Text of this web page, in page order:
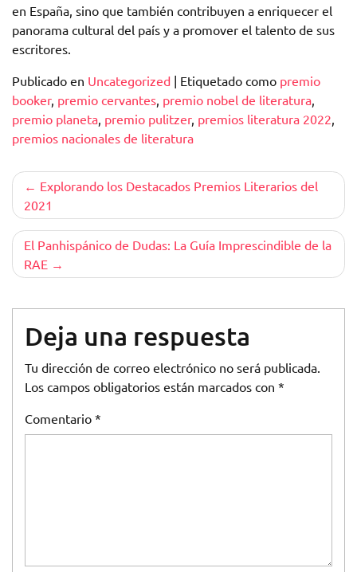
en España, sino que también contribuyen a enriquecer el
panorama cultural del país y a promover el talento de sus
escritores.
Publicado en Uncategorized | Etiquetado como premio
booker, premio cervantes premio nobel de literatura
premio planeta premio pulitzer, premios literatura 2022
premios nacionales de literatura
Navegación
de
entradas
Explorando los Destacados Premios Literarios del
2021
El Panhispánico de Dudas: La Guía Imprescindible de la
RAE
Deja una respuesta
Tu dirección de correo electrónico no será publicada.
Los campos obligatorios están marcados con *
Comentario *